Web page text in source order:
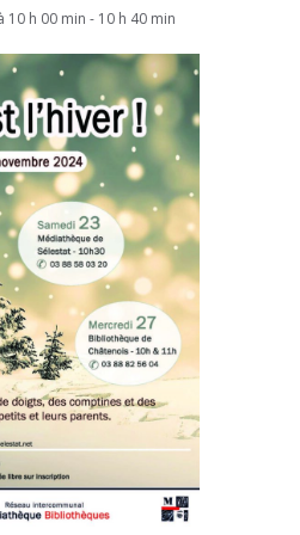
10 h 00 min - 10 h 40 min